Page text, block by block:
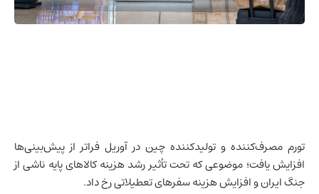
تورم مصرف‌کننده و تولیدکننده چین در آوریل فراتر از پیش‌بینی‌ها
افزایش یافت؛ موضوعی که تحت تأثیر رشد هزینه کالاهای پایه ناشی از
جنگایرانو افزایش هزینه سفرهای تعطیلاتی رخ داد.